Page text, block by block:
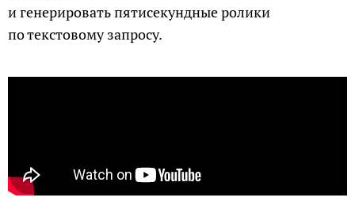
и генерировать пятисекундные ролики
по текстовому запросу.